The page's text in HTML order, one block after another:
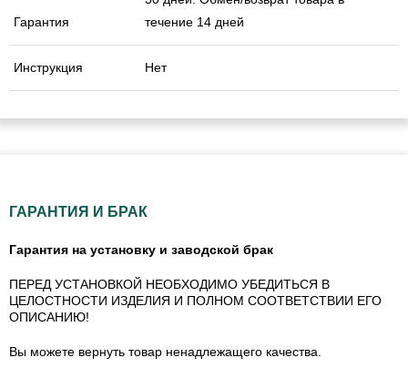
Гарантия
течение 14 дней
Инструкция Нет
ГАРАНТИЯ И БРАК
Гарантия на установку и заводской брак
ПЕРЕД УСТАНОВКОЙ НЕОБХОДИМО УБЕДИТЬСЯ В
ЦЕЛОСТНОСТИ ИЗДЕЛИЯ И ПОЛНОМ СООТВЕТСТВИИ ЕГО
ОПИСАНИЮ!
Вы можете вернуть товар ненадлежащего качества.